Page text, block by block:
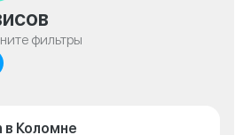
фильтры
в Коломне